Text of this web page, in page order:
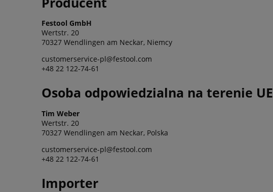
Festool GmbH
Wertstr. 20
70327 Wendlingen am Neckar, Niemcy
customerservice-pl@festool.com
+48 22 122-74-61
Osoba odpowiedzialna na terenie UE
Tim Weber
Wertstr. 20
70327 Wendlingen am Neckar, Polska
customerservice-pl@festool.com
+48 22 122-74-61
Importer